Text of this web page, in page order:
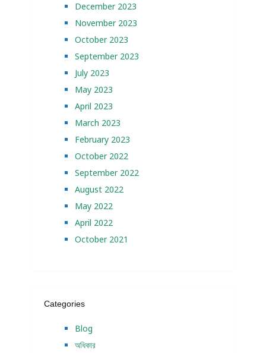
December 2023
November 2023
October 2023
September 2023
July 2023
May 2023
April 2023
March 2023
February 2023
October 2022
September 2022
August 2022
May 2022
April 2022
October 2021
Categories
Blog
অধিকার